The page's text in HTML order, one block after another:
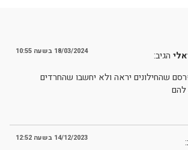
הגיב: 18/03/2024 בשעה 10:55
שהחילונים יראה ולא יחשבו שהחרדים
להם
14/12/2023 בשעה 12:52